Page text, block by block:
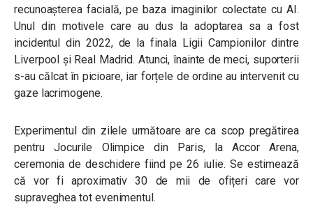
recunoașterea facială, pe baza imaginilor colectate cu AI.
Unul din motivele care au dus la adoptarea sa a fost
incidentul din 2022, de la finala Ligii Campionilor dintre
Liverpool și Real Madrid. Atunci, înainte de meci, suporterii
s-au călcat în picioare, iar forțele de ordine au intervenit cu
gaze lacrimogene.
Experimentul din zilele următoare are ca scop pregătirea
pentru Jocurile Olimpice din Paris, la Accor Arena,
ceremonia de deschidere fiind pe 26 iulie. Se estimează
că vor fi aproximativ 30 de mii de ofițeri care vor
supraveghea tot evenimentul.